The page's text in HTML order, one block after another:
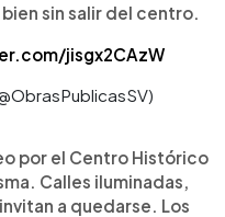
sin salir del centro.
jisgx2CAzW
por el Centro Histórico
Calles iluminadas,
a quedarse. Los